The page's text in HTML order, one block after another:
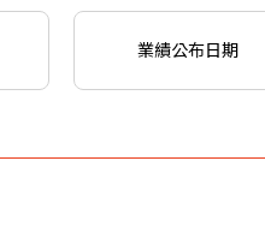
業績公布日期